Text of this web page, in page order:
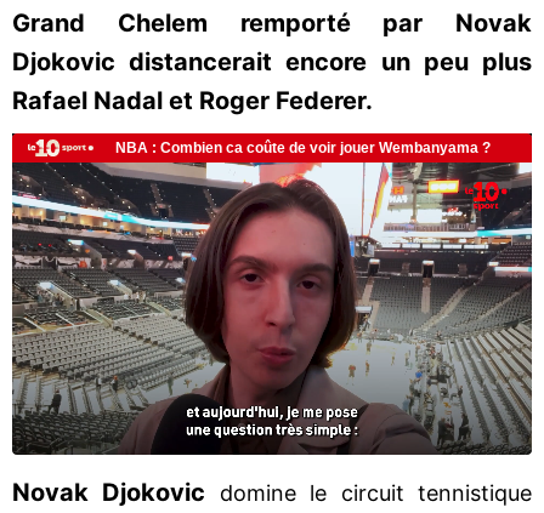
Grand Chelem remporté par Novak
Djokovic distancerait encore un peu plus
Rafael Nadal et Roger Federer.
Novak Djokovic domine le circuit tennistique